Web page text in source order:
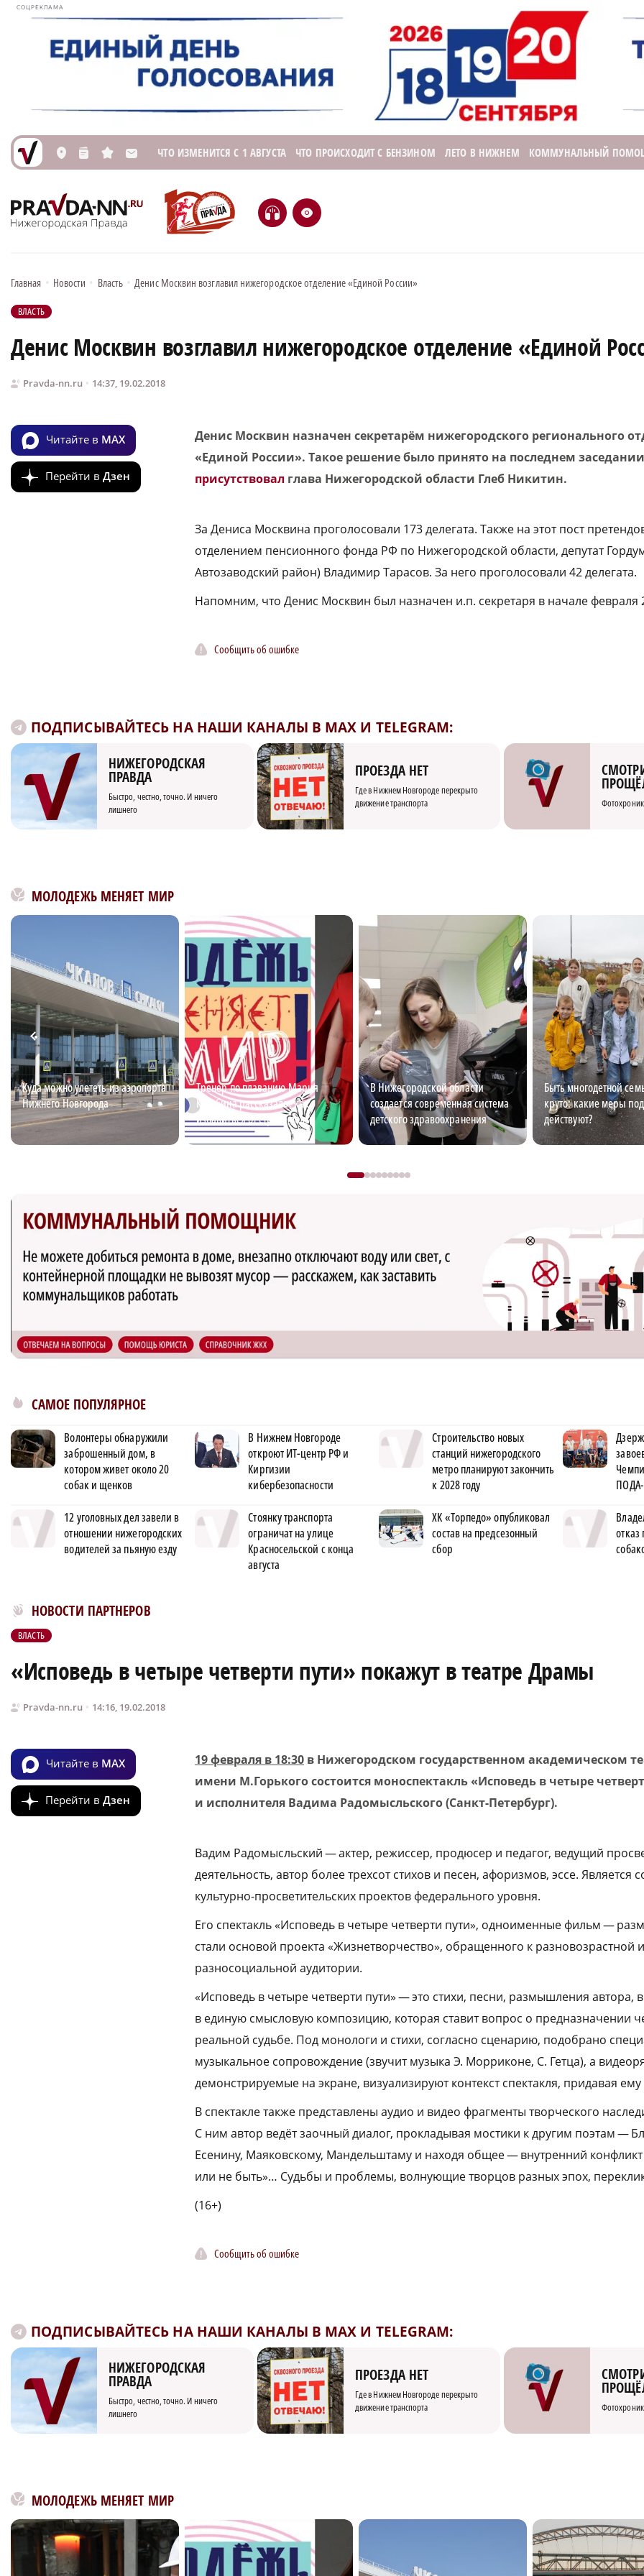
СОЦРЕКЛАМА
L n s M ЧТО ИЗМЕНИТСЯ С 1 АВГУСТА ЧТО ПРОИСХОДИТ С БЕНЗИНОМ ЛЕТО В НИЖНЕМ КОММУНАЛЬНЫЙ
H e
Главная • Новости • Власть • Денис Москвин возглавил нижегородское отделение «Единой России»
ВЛАСТЬ
Денис Москвин возглавил нижегородское отделение «Единой
Pravda-nn.ru 14:37, 19.02.2018
Читайте в MAX
Перейти в Дзен
Денис Москвин назначен секретарём нижегородского регионального
«Единой России». Такое решение было принято на последнем
присутствовал глава Нижегородской области Глеб Никитин.
За Дениса Москвина проголосовали 173 делегата. Также на этот пост
отделением пенсионного фонда РФ по Нижегородской области, депутат
Автозаводский район) Владимир Тарасов. За него проголосовали 42 делегата.
Напомним, что Денис Москвин был назначен и.п. секретаря в начале февраля
Сообщить об ошибке
ПОДПИСЫВАЙТЕСЬ НА НАШИ КАНАЛЫ В MAX И TELEGRAM:
НИЖЕГОРОДСКАЯ
ПРАВДА
Быстро, честно, точно. И ничего
лишнего
ПРОЕЗДА НЕТ
Где в Нижнем Новгороде перекрыто
движение транспорта
МОЛОДЕЖЬ МЕНЯЕТ МИР
Куда можно улететь из аэропорта
Нижнего Новгорода
Тренер по плаванию Мария
Кулябина рассказала, как
избавиться от страха воды
В Нижегородской области
создается современная система
детского здравоохранения
Быть многодетной
круто: какие меры
действуют?
САМОЕ ПОПУЛЯРНОЕ
Волонтеры обнаружили
заброшенный дом, в
котором живет около 20
собак и щенков
В Нижнем Новгороде
откроют ИТ-центр РФ и
Киргизии
кибербезопасности
Строительство новых
станций нижегородского
метро планируют закончить
к 2028 году
ПОДА-
12 уголовных дел завели в
отношении нижегородских
водителей за пьяную езду
Стоянку транспорта
ограничат на улице
Красносельской с конца
августа
ХК «Торпедо» опубликовал
состав на предсезонный
сбор
отказ
НОВОСТИ ПАРТНЕРОВ
Новости МирТесен
ВЛАСТЬ
«Исповедь в четыре четверти пути» покажут в театре Драмы
Pravda-nn.ru 14:16, 19.02.2018
Читайте в MAX
Перейти в Дзен
19 февраля в 18:30 в Нижегородском государственном академическом
имени М.Горького состоится моноспектакль «Исповедь в четыре
и исполнителя Вадима Радомысльского (Санкт-Петербург).
Вадим Радомысльский — актер, режиссер, продюсер и педагог, ведущий
деятельность, автор более трехсот стихов и песен, афоризмов, эссе. Является
культурно-просветительских проектов федерального уровня.
Его спектакль «Исповедь в четыре четверти пути», одноименные фильм —
стали основой проекта «Жизнетворчество», обращенного к разновозрастной и
разносоциальной аудитории.
«Исповедь в четыре четверти пути» — это стихи, песни, размышления автора,
в единую смысловую композицию, которая ставит вопрос о предназначении
реальной судьбе. Под монологи и стихи, согласно сценарию, подобрано
музыкальное сопровождение (звучит музыка Э. Морриконе, С. Гетца), а
демонстрируемые на экране, визуализируют контекст спектакля, придавая
В спектакле также представлены аудио и видео фрагменты творческого
С ним автор ведёт заочный диалог, прокладывая мостики к другим поэтам —
Есенину, Маяковскому, Мандельштаму и находя общее — внутренний
или не быть»… Судьбы и проблемы, волнующие творцов разных эпох,
(16+)
Сообщить об ошибке
ПОДПИСЫВАЙТЕСЬ НА НАШИ КАНАЛЫ В MAX И TELEGRAM:
НИЖЕГОРОДСКАЯ
ПРАВДА
Быстро, честно, точно. И ничего
лишнего
ПРОЕЗДА НЕТ
Где в Нижнем Новгороде перекрыто
движение транспорта
МОЛОДЕЖЬ МЕНЯЕТ МИР